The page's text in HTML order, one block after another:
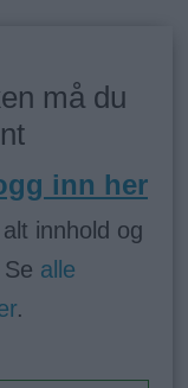
må du
inn her
innhold og
alle
.